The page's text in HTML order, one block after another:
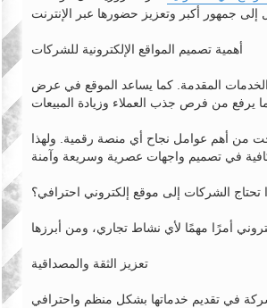
g
e
أهمية تصميم المواقع الإلكترونية للشركات
والخدمات المقدمة. كما يساعد الموقع في عرض
من أهم عوامل نجاح أي منصة رقمية. ولهذا
تحتاج الشركات إلى موقع إلكتروني احترافي؟
تعزيز الثقة والمصداقية